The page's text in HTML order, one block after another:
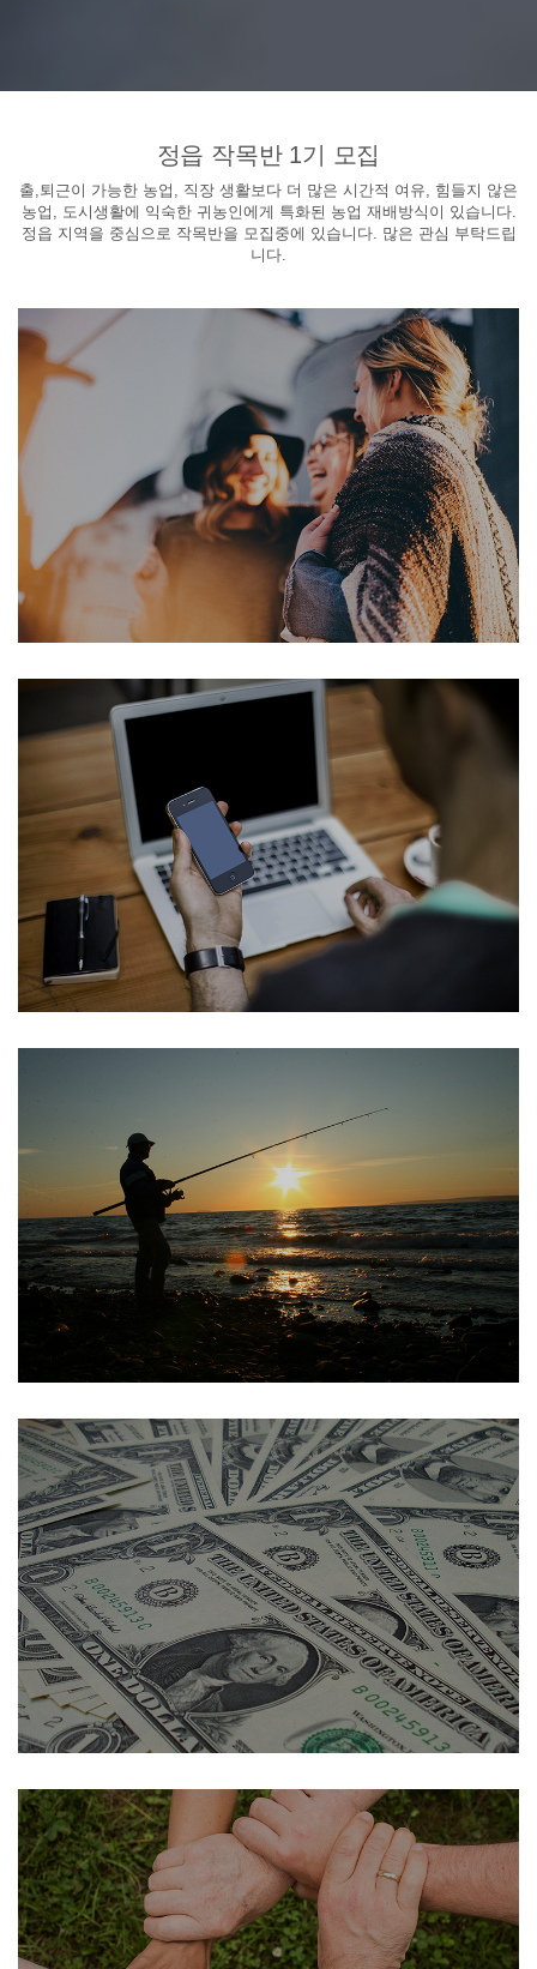
정읍 작목반 1기 모집
출,퇴근이 가능한 농업, 직장 생활보다 더 많은 시간적 여유, 힘들지 않은
농업, 도시생활에 익숙한 귀농인에게 특화된 농업 재배방식이 있습니다.
정읍 지역을 중심으로 작목반을 모집중에 있습니다. 많은 관심 부탁드립
니다.